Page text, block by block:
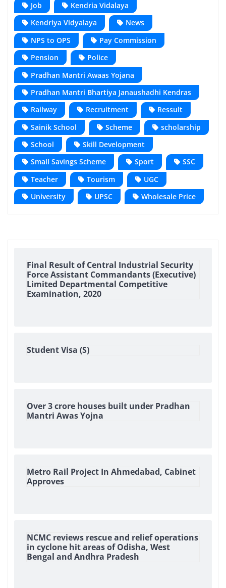
Job
Kendria Vidalaya
Kendriya Vidyalaya
News
NPS to OPS
Pay Commission
Pension
Police
Pradhan Mantri Awaas Yojana
Pradhan Mantri Bhartiya Janaushadhi Kendras
Railway
Recruitment
Ressult
Sainik School
Scheme
scholarship
School
Skill Development
Small Savings Scheme
Sport
SSC
Teacher
Tourism
UGC
University
UPSC Wholesale Price
Final Result of Central Industrial Security
Force Assistant Commandants (Executive)
Limited Departmental Competitive
Examination, 2020
Student Visa (S)
Over 3 crore houses built under Pradhan
Mantri Awas Yojna
Metro Rail Project In Ahmedabad, Cabinet
Approves
NCMC reviews rescue and relief operations
in cyclone hit areas of Odisha, West
Bengal and Andhra Pradesh